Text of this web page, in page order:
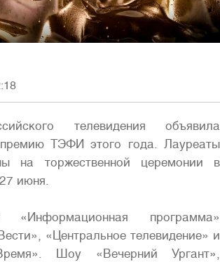
сайта
телевидения объявила
ТЭФИ этого года. Лауреаты
на торжественной церемонии в
июня.
программа»
«Центральное телевидение» и
Шоу «Вечерний Ургант»,